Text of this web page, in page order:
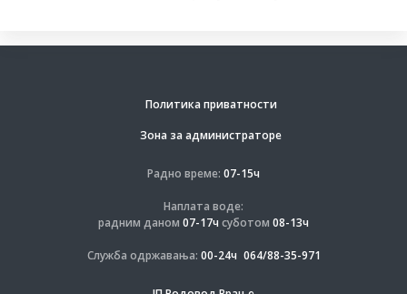
Политика приватности
Зона за администраторе
Радно време: 07-15ч
Наплата воде:
радним даном 07-17ч суботом 08-13ч
Служба одржавања: 00-24ч 064/88-35-971